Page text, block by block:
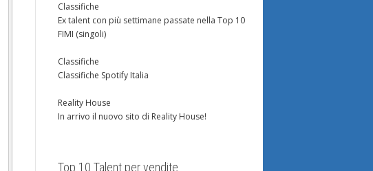
Classifiche
Ex talent con più settimane passate nella Top 10
FIMI (singoli)
Classifiche
Classifiche Spotify Italia
Reality House
In arrivo il nuovo sito di Reality House!
Top 10 Talent per vendite